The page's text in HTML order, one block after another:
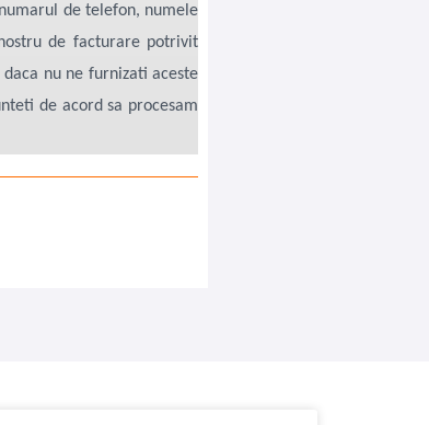
numarul de telefon, numele
de facturare potrivit
nu ne furnizati aceste
de acord sa procesam